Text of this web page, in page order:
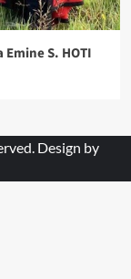
S. HOTI
Design by